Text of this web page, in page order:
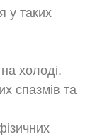
у таких
на холоді.
спазмів та